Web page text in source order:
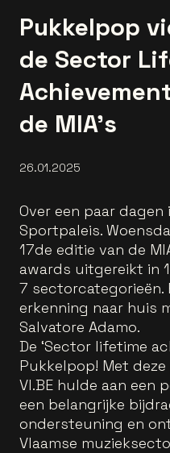
Pukkelpop
de Sector
de MIA’s
26.01.2025
Over een paar
Sportpaleis.
17de editie van de
awards uitgereikt in
7 sectorcategorieën.
erkenning naar huis
Salvatore Adamo.
De ‘Sector lifetime
Pukkelpop! Met
VI.BE hulde aan een
een belangrijke
ondersteuning en
Vlaamse